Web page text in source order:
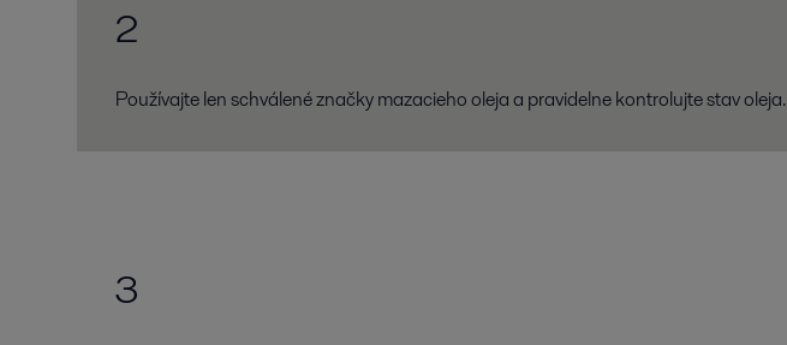
2
Používajte len schválené značky mazacieho oleja a pravidelne kontrolujte stav oleja.
3